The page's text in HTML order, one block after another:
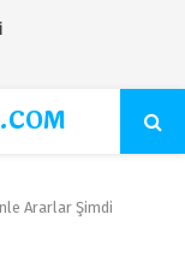
Ararlar Şimdi